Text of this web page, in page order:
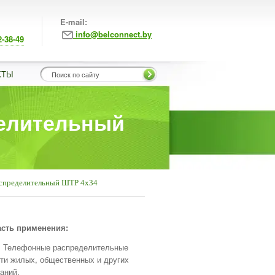
38-49
E-mail:
info@belconnect.by
ШТР 4х34
применения:
Телефонные распределительные
жилых, общественных и других